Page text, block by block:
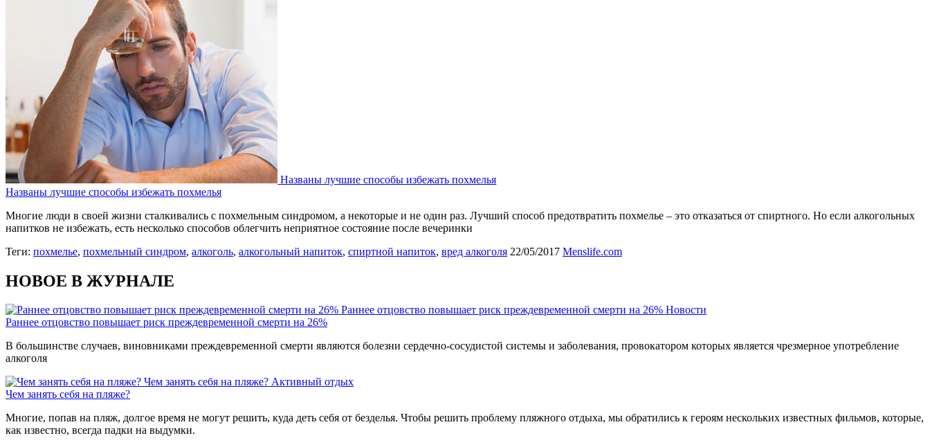
Названы лучшие способы избежать похмелья
Названы лучшие способы избежать похмелья
Многие люди в своей жизни сталкивались с похмельным синдромом, а некоторые и не один раз. Лучший способ предотвратить похмелье – это отказаться от спиртного. Но если алкогольных
напитков не избежать, есть несколько способов облегчить неприятное состояние после вечеринки
Теги: похмелье, похмельный синдром, алкоголь, алкогольный напиток, спиртной напиток, вред алкоголя 22/05/2017 Menslife.com
НОВОЕ В ЖУРНАЛЕ
Раннее отцовство повышает риск преждевременной смерти на 26% Новости
Раннее отцовство повышает риск преждевременной смерти на 26%
В большинстве случаев, виновниками преждевременной смерти являются болезни сердечно-сосудистой системы и заболевания, провокатором которых является чрезмерное употребление
алкоголя
Чем занять себя на пляже? Активный отдых
Чем занять себя на пляже?
Многие, попав на пляж, долгое время не могут решить, куда деть себя от безделья. Чтобы решить проблему пляжного отдыха, мы обратились к героям нескольких известных фильмов, которые,
как известно, всегда падки на выдумки.